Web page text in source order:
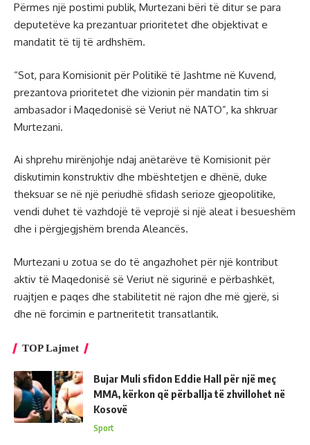
Përmes një postimi publik, Murtezani bëri të ditur se para
deputetëve ka prezantuar prioritetet dhe objektivat e
mandatit të tij të ardhshëm.
“Sot, para Komisionit për Politikë të Jashtme në Kuvend,
prezantova prioritetet dhe vizionin për mandatin tim si
ambasador i Maqedonisë së Veriut në NATO”, ka shkruar
Murtezani.
Ai shprehu mirënjohje ndaj anëtarëve të Komisionit për
diskutimin konstruktiv dhe mbështetjen e dhënë, duke
theksuar se në një periudhë sfidash serioze gjeopolitike,
vendi duhet të vazhdojë të veprojë si një aleat i besueshëm
dhe i përgjegjshëm brenda Aleancës.
Murtezani u zotua se do të angazhohet për një kontribut
aktiv të Maqedonisë së Veriut në sigurinë e përbashkët,
ruajtjen e paqes dhe stabilitetit në rajon dhe më gjerë, si
dhe në forcimin e partneritetit transatlantik.
TOP Lajmet
Bujar Muli sfidon Eddie Hall për një meç
MMA, kërkon që përballja të zhvillohet në
Kosovë
Sport